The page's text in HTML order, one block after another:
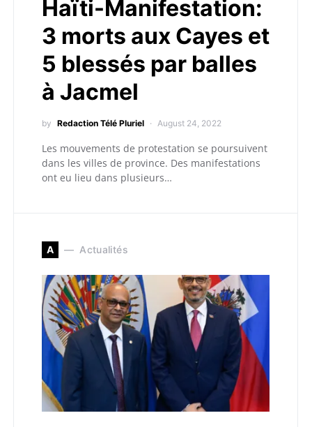
Haïti-Manifestation:
3 morts aux Cayes et
5 blessés par balles
à Jacmel
by Redaction Télé Pluriel August 24, 2022
Les mouvements de protestation se poursuivent
dans les villes de province. Des manifestations
ont eu lieu dans plusieurs…
A Actualités